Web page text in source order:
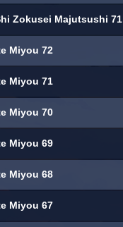
Zokusei Majutsushi 71
Miyou 72
Miyou 71
Miyou 70
Miyou 69
Miyou 68
Miyou 67